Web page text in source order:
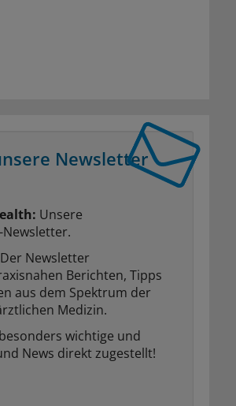
Newsletter
Unsere
Newsletter
Berichten, Tipps
aus dem Spektrum der
Medizin.
wichtige und
News direkt zugestellt!